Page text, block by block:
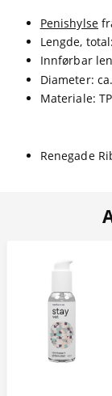
Penishylse
Lengde,
Innførbar
Diameter:
Materiale:
Renegade